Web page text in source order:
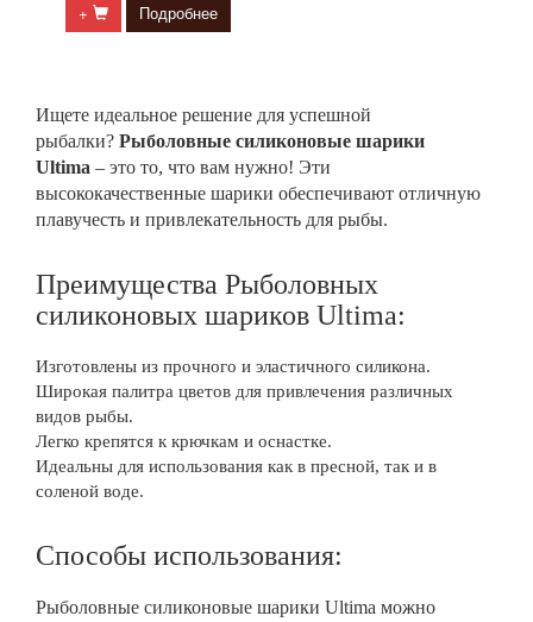
+ Подробнее
Ищете идеальное решение для успешной
рыбалки? Рыболовные силиконовые шарики
Ultima – это то, что вам нужно! Эти
высококачественные шарики обеспечивают отличную
плавучесть и привлекательность для рыбы.
Преимущества Рыболовных
силиконовых шариков Ultima:
Изготовлены из прочного и эластичного силикона.
Широкая палитра цветов для привлечения различных
видов рыбы.
Легко крепятся к крючкам и оснастке.
Идеальны для использования как в пресной, так и в
соленой воде.
Способы использования:
Рыболовные силиконовые шарики Ultima можно